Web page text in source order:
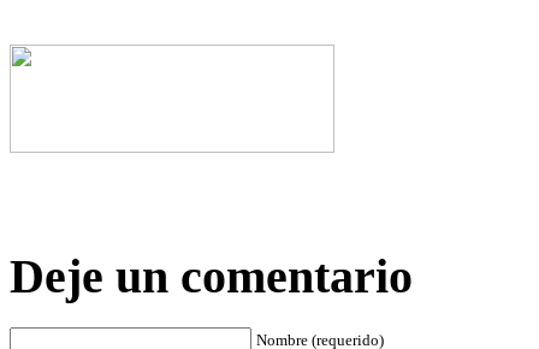
Deje un comentario
Nombre (requerido)